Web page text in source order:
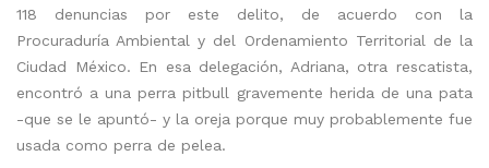
118 denuncias por este delito, de acuerdo con la
Procuraduría Ambiental y del Ordenamiento Territorial de la
Ciudad México. En esa delegación, Adriana, otra rescatista,
encontró a una perra pitbull gravemente herida de una pata
-que se le apuntó- y la oreja porque muy probablemente fue
usada como perra de pelea.